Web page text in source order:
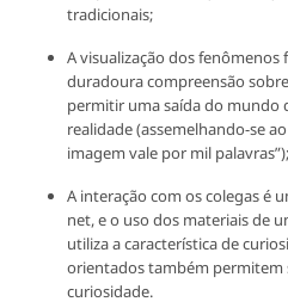
tradicionais;
A visualização dos
duradoura compreensão
permitir uma saída do mundo
realidade (assemelhando-se
imagem vale por mil palavras”);
A interação com os colegas é
net, e o uso dos materiais de
utiliza a característica de
orientados também permitem
curiosidade.